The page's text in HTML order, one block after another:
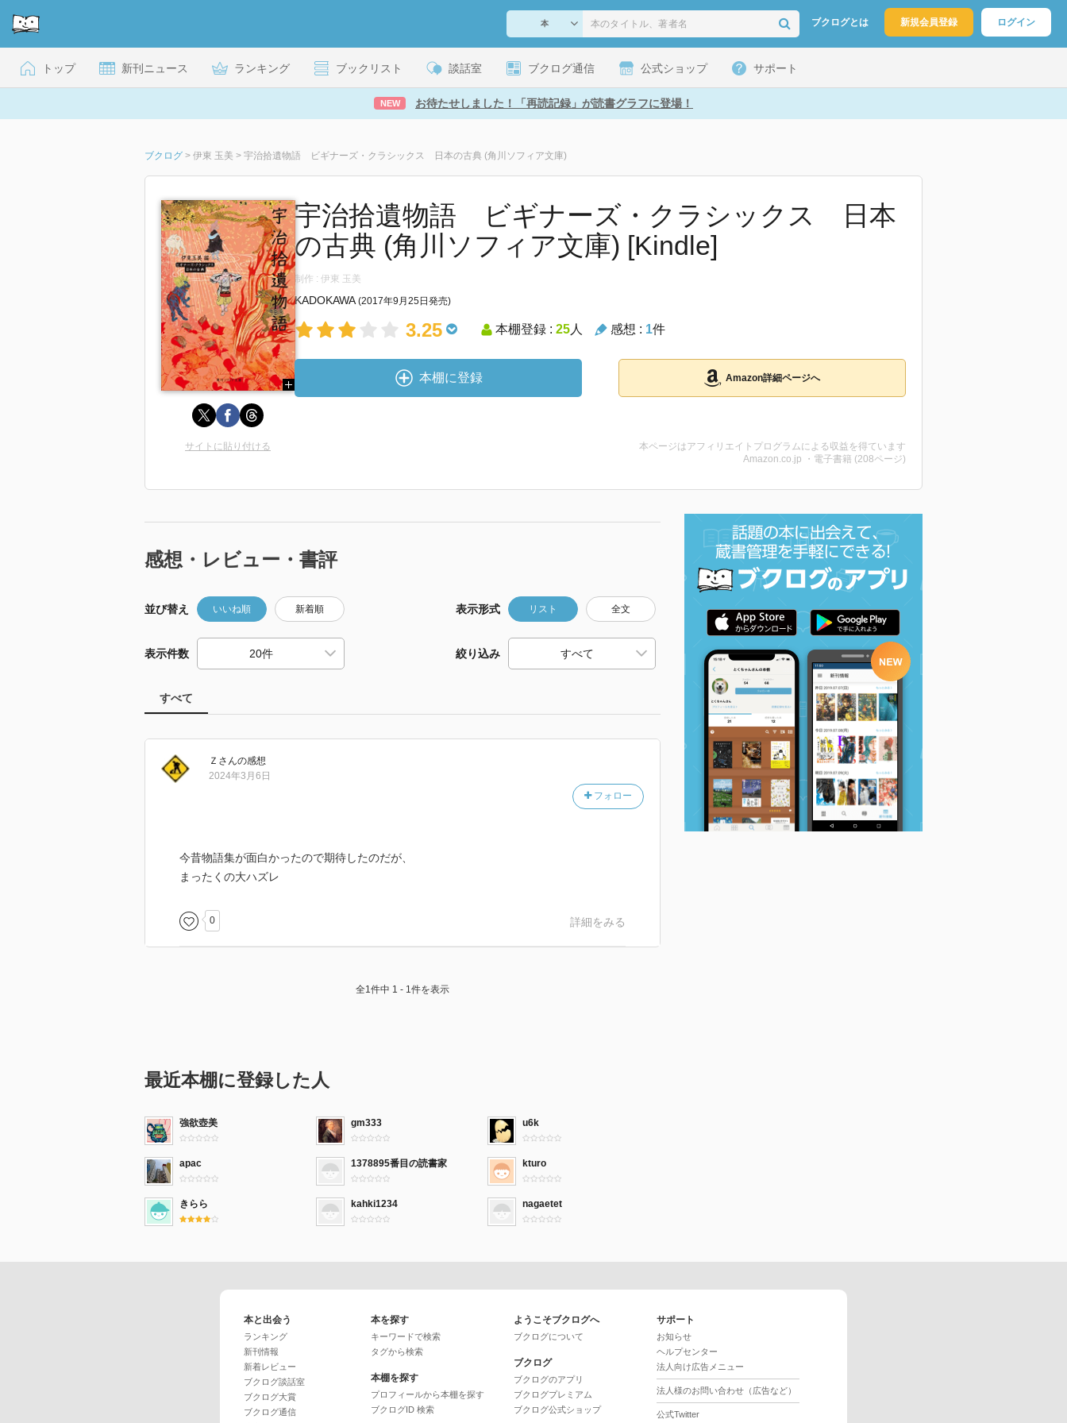
ブクログとは 新規会員登録 ログイン
トップ 新刊ニュース ランキング ブックリスト 談話室 ブクログ通信 公式ショップ サポート
NEW お待たせしました！「再読記録」が読書グラフに登場！
ブクログ > 伊東 玉美 > 宇治拾遺物語 ビギナーズ・クラシックス 日本の古典 (角川ソフィア文庫)
宇治拾遺物語 ビギナーズ・クラシックス 日本
の古典 (角川ソフィア文庫) [Kindle]
制作 : 伊東 玉美
KADOKAWA(2017年9月25日発売)
3.25 本棚登録 : 25人 感想 : 1件
本棚に登録 Amazon詳細ページへ
サイトに貼り付ける
本ページはアフィリエイトプログラムによる収益を得ています
Amazon.co.jp ・電子書籍 (208ページ)
感想・レビュー・書評
並び替え いいね順 新着順 表示形式 リスト 全文
表示件数 絞り込み
すべて
Ｚ さんの感想
フォロー
2024年3月6日
今昔物語集が面白かったので期待したのだが、
まったくの大ハズレ
0 詳細をみる
全1件中 1 - 1件を表示
最近本棚に登録した人
強欲壺美 gm333 u6k
apac 1378895番目の読書家 kturo
きらら kahki1234 nagaetet
本と出会う
ランキング
新刊情報
新着レビュー
ブクログ談話室
ブクログ大賞
ブクログ通信
本を探す
キーワードで検索
タグから検索
本棚を探す
プロフィールから本棚を探す
ブクログID 検索
ようこそブクログへ
ブクログについて
ブクログ
ブクログのアプリ
ブクログプレミアム
ブクログ公式ショップ
サポート
お知らせ
ヘルプセンター
法人向け広告メニュー
法人様のお問い合わせ（広告など）
公式Twitter